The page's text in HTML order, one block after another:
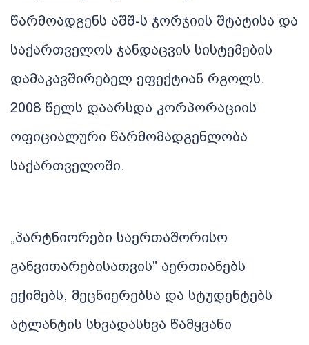
წარმოადგენს აშშ-ს ჯორჯიის შტატისა და
საქართველოს ჯანდაცვის სისტემების
დამაკავშირებელ ეფექტიან რგოლს.
2008 წელს დაარსდა კორპორაციის
ოფიციალური წარმომადგენლობა
საქართველოში.
„პარტნიორები საერთაშორისო
განვითარებისათვის" აერთიანებს
ექიმებს, მეცნიერებსა და სტუდენტებს
ატლანტის სხვადასხვა წამყვანი